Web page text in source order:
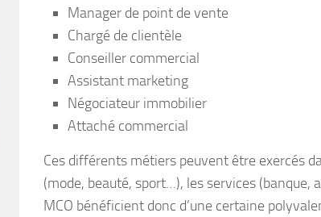
Manager de point de vente
Chargé de clientèle
Conseiller commercial
Assistant marketing
Négociateur immobilier
Attaché commercial
Ces différents métiers peuvent être exercés
(mode, beauté, sport…), les services (banque,
MCO bénéficient donc d’une certaine